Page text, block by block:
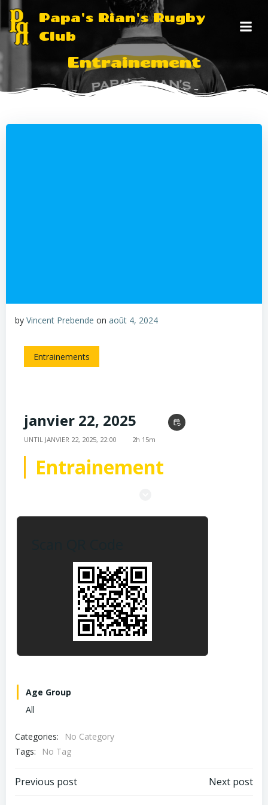
Aller
au
contenu
Papa's Rian's Rugby
Club
Entrainement
by Vincent Prebende on août 4, 2024
Entrainements
janvier 22, 2025 event_repeat
UNTIL JANVIER 22, 2025, 22:00 2h 15m
Entrainement
Age Group
All
Categories:
No Category
Tags:
No Tag
Post
Previous post
PostNext post